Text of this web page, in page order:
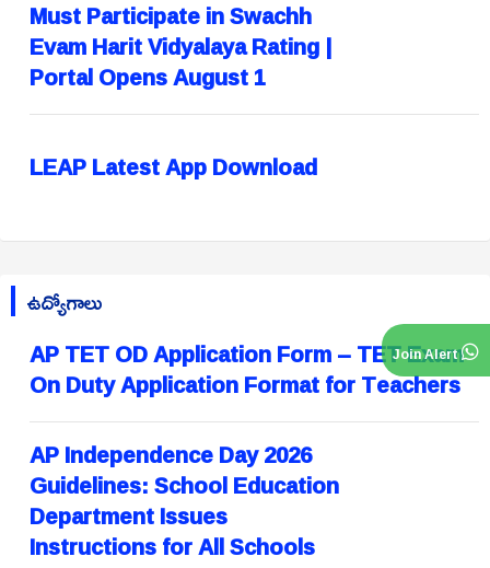
Join Alert
Must Participate in Swachh
Evam Harit Vidyalaya Rating |
Portal Opens August 1
LEAP Latest App Download
ఉద్యోగాలు
AP TET OD Application Form – TET Exam
On Duty Application Format for Teachers
AP Independence Day 2026
Guidelines: School Education
Department Issues
Instructions for All Schools